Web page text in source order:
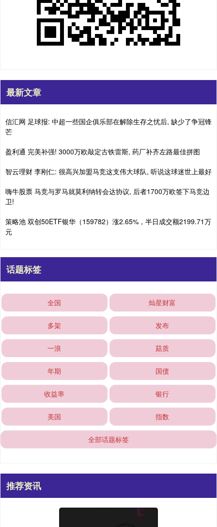
最新文章
信汇网 足球报: 中超一些国企俱乐部在解除生存之忧后, 缺少了争冠锋
芒
盈利通 完美补强! 3000万欧敲定古铁雷斯, 药厂补齐左路最佳拼图
智云理财 李刚仁: 很高兴加盟马竞这支伟大球队, 听说这球迷世上最好
嗨牛股票 马竞与罗马就莫利纳转会达协议, 后者1700万欧签下马竞边
卫!
策略池 双创50ETF银华（159782）涨2.65%，半日成交额2199.71万
元
话题标签
全国 灿星财富
多架 发布
一浪 菇质
年期 国债
收益率 银行
美国 指数
全部话题标签
推荐资讯